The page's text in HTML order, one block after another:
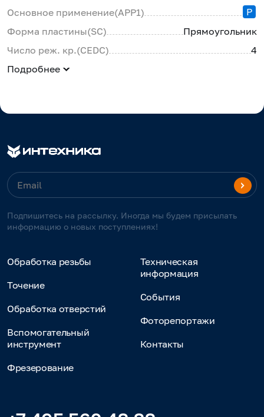
Основное применение(APP1)
P
Форма пластины(SC)
Прямоугольник
Число реж. кр.(CEDC)
4
Подробнее
Подпишитесь на рассылку. Иногда мы будем присылать
информацию о новых поступлениях!
Обработка резьбы
Точение
Обработка отверстий
Вспомогательный
инструмент
Фрезерование
Техническая
информация
События
Фоторепортажи
Контакты